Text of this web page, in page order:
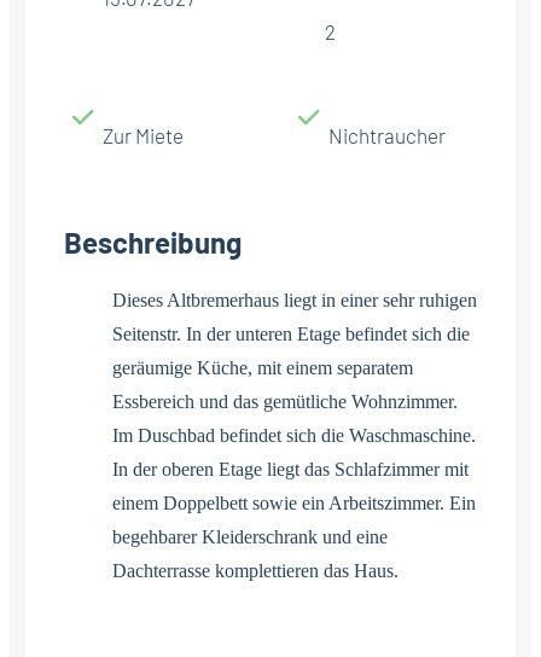
2
Zur Miete Nichtraucher
Beschreibung
Dieses Altbremerhaus liegt in einer sehr ruhigen
Seitenstr. In der unteren Etage befindet sich die
geräumige Küche, mit einem separatem
Essbereich und das gemütliche Wohnzimmer.
Im Duschbad befindet sich die Waschmaschine.
In der oberen Etage liegt das Schlafzimmer mit
einem Doppelbett sowie ein Arbeitszimmer. Ein
begehbarer Kleiderschrank und eine
Dachterrasse komplettieren das Haus.